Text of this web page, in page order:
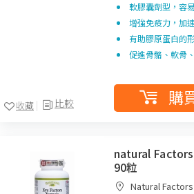
比較
收藏
軟膠囊劑型，容
增強免疫力，加
有助膠原蛋白的
促進骨骼、軟骨
購
natural
90粒
Natural Factors